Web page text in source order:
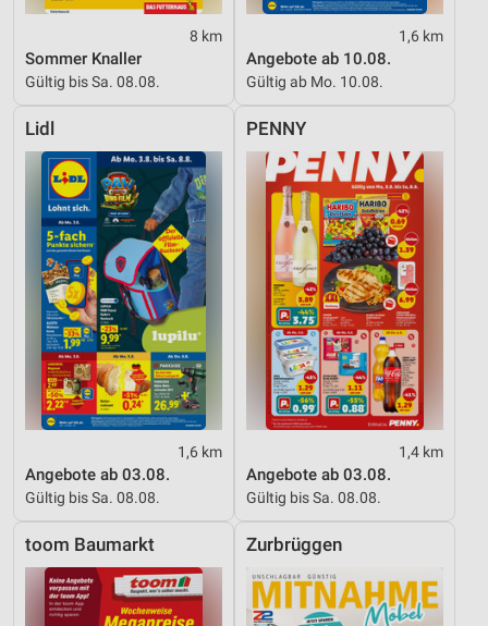
8 km
Sommer Knaller
Gültig bis Sa. 08.08.
1,6 km
Angebote ab 10.08.
Gültig ab Mo. 10.08.
Lidl
1,6 km
Angebote ab 03.08.
Gültig bis Sa. 08.08.
PENNY
1,4 km
Angebote ab 03.08.
Gültig bis Sa. 08.08.
toom Baumarkt Zurbrüggen